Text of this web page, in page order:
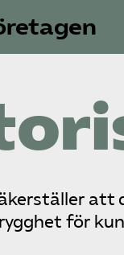
att
för